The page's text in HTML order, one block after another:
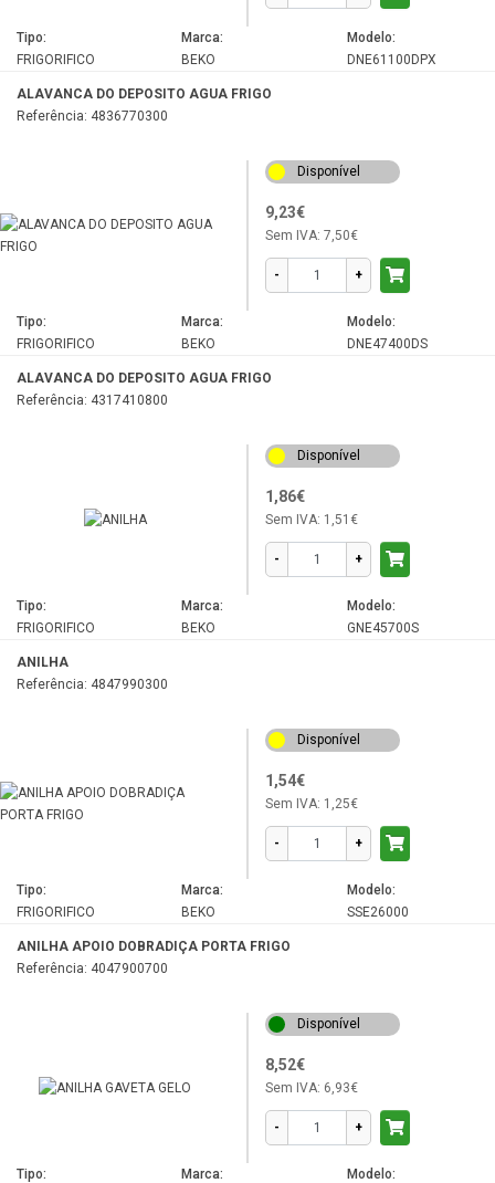
RRN2560
RSSA290M21W
RSSE265K30WN
RSSE445K21W
RT422N4ACE
SJ-340NWH
SN140100D
SN145120X
SOM9650A+
Tipo:
FRIGORIFICO
Marca:
BEKO
Modelo:
DNE61100DPX
ALAVANCA DO DEPOSITO AGUA FRIGO
Referência: 4836770300
Tipo:
FRIGORIFICO
Marca:
BEKO
Modelo:
DNE47400DS
ALAVANCA DO DEPOSITO AGUA FRIGO
Referência: 4317410800
Disponível
9,23€
Sem IVA: 7,50€
- +
Tipo:
FRIGORIFICO
Marca:
BEKO
Modelo:
GNE45700S
ANILHA
Referência: 4847990300
Disponível
1,86€
Sem IVA: 1,51€
- +
Tipo:
FRIGORIFICO
Marca:
BEKO
Modelo:
SSE26000
ANILHA APOIO DOBRADIÇA PORTA FRIGO
Referência: 4047900700
Disponível
1,54€
Sem IVA: 1,25€
- +
Tipo:
Marca:
Modelo:
Disponível
8,52€
Sem IVA: 6,93€
- +